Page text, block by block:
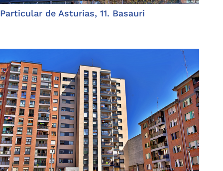
Particular de Asturias, 11. Basauri